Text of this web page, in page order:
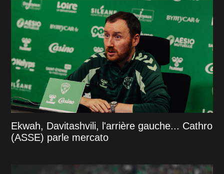
Ekwah, Davitashvili, l'arrière gauche... Cathro
(ASSE) parle mercato